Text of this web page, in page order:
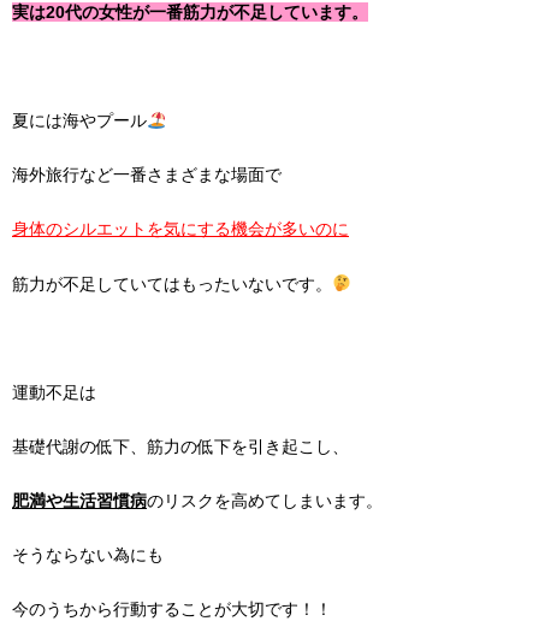
実は20代の女性が一番筋力が不足しています。
夏には海やプール
海外旅行など一番さまざまな場面で
身体のシルエットを気にする機会が多いのに
筋力が不足していてはもったいないです。
運動不足は
基礎代謝の低下、筋力の低下を引き起こし、
肥満や生活習慣病のリスクを高めてしまいます。
そうならない為にも
今のうちから行動することが大切です！！